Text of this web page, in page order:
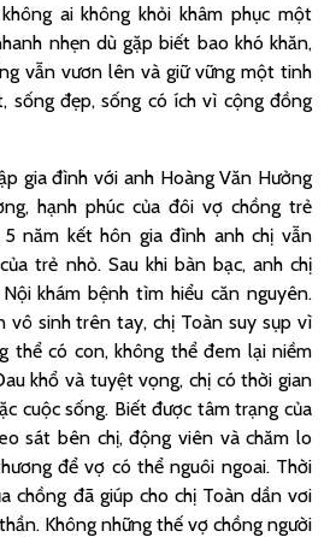
ai không khỏi khâm phục một
nhẹn dù gặp biết bao khó khăn,
vẫn vươn lên và giữ vững một tinh
sống đẹp, sống có ích vì cộng đồng
gia đình với anh Hoàng Văn Hưởng
hạnh phúc của đôi vợ chồng trẻ
năm kết hôn gia đình anh chị vẫn
trẻ nhỏ. Sau khi bàn bạc, anh chị
khám bệnh tìm hiểu căn nguyên.
vô sinh trên tay, chị Toàn suy sụp vì
thể có con, không thể đem lại niềm
khổ và tuyệt vọng, chị có thời gian
cuộc sống. Biết được tâm trạng của
sát bên chị, động viên và chăm lo
để vợ có thể nguôi ngoai. Thời
chồng đã giúp cho chị Toàn dần vơi
Không những thế vợ chồng người